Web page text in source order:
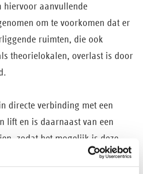
hiervoor aanvullende
om te voorkomen dat er
ruimten, die ook
theorielokalen, overlast is door
directe verbinding met een
lift en is daarnaast van een
zodat het mogelijk is deze
voor allerlei evenementen te